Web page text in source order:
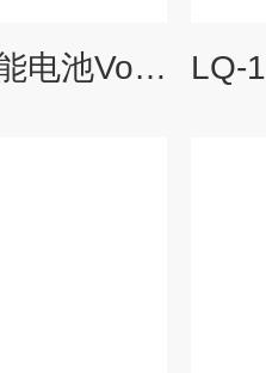
REPS Ultra太阳能电池Voc损耗分析仪